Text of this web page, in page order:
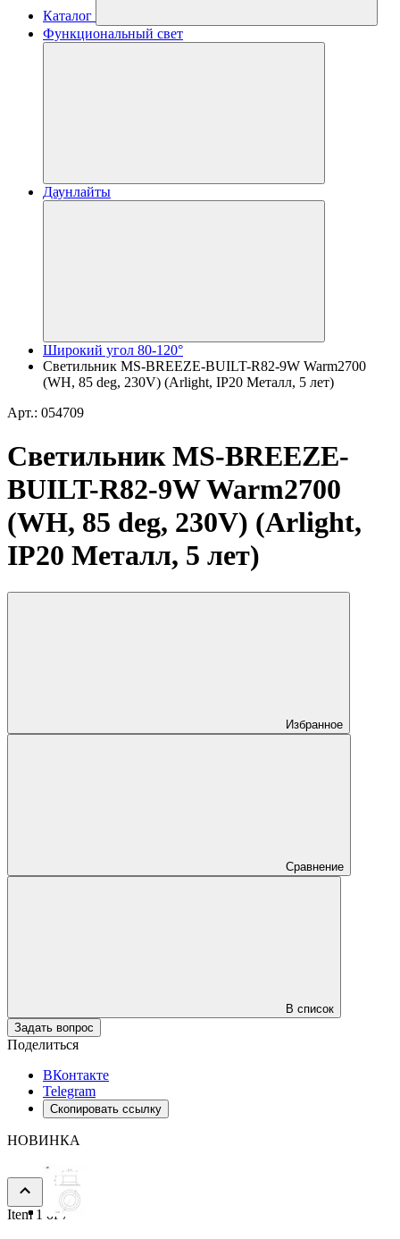
Каталог
Функциональный свет
Даунлайты
Широкий угол 80-120°
Светильник MS-BREEZE-BUILT-R82-9W Warm2700
(WH, 85 deg, 230V) (Arlight, IP20 Металл, 5 лет)
Арт.: 054709
Светильник MS-BREEZE-
BUILT-R82-9W Warm2700
(WH, 85 deg, 230V) (Arlight,
IP20 Металл, 5 лет)
Избранное
Сравнение
В список
Задать вопрос
Поделиться
ВКонтакте
Telegram
Скопировать ссылку
НОВИНКА
Item 1 of 7